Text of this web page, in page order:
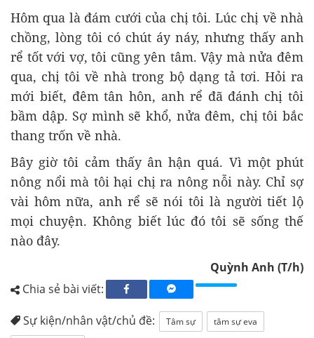
Hôm qua là đám cưới của chị tôi. Lúc chị về nhà
chồng, lòng tôi có chút áy náy, nhưng thấy anh
rể tốt với vợ, tôi cũng yên tâm. Vậy mà nửa đêm
qua, chị tôi về nhà trong bộ dạng tả tơi. Hỏi ra
mới biết, đêm tân hôn, anh rể đã đánh chị tôi
bầm dập. Sợ mình sẽ khổ, nửa đêm, chị tôi bắc
thang trốn về nhà.
Bây giờ tôi cảm thấy ân hận quá. Vì một phút
nông nổi mà tôi hại chị ra nông nỗi này. Chỉ sợ
vài hôm nữa, anh rể sẽ nói tôi là người tiết lộ
mọi chuyện. Không biết lúc đó tôi sẽ sống thế
nào đây.
Quỳnh Anh (T/h)
Chia sẻ bài viết:
Sự kiện/nhân vật/chủ đề: Tâm sự
tâm sự eva